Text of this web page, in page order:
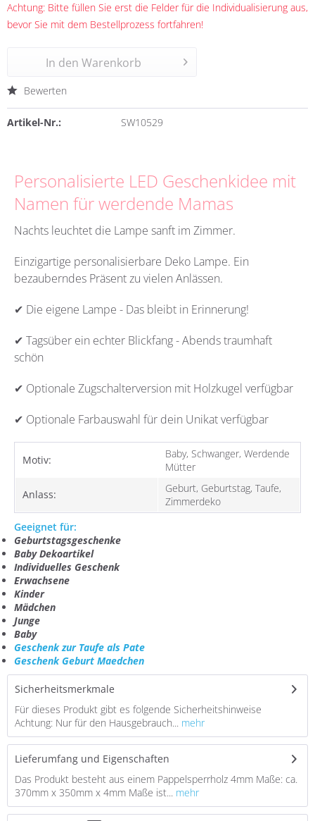
Achtung: Bitte füllen Sie erst die Felder für die Individualisierung aus,
bevor Sie mit dem Bestellprozess fortfahren!
In den Warenkorb
Bewerten
Artikel-Nr.: SW10529
Personalisierte LED Geschenkidee mit
Namen für werdende Mamas
Nachts leuchtet die Lampe sanft im Zimmer.
Einzigartige personalisierbare Deko Lampe. Ein
bezauberndes Präsent zu vielen Anlässen.
✔ Die eigene Lampe - Das bleibt in Erinnerung!
✔ Tagsüber ein echter Blickfang - Abends traumhaft
schön
✔ Optionale Zugschalterversion mit Holzkugel verfügbar
✔ Optionale Farbauswahl für dein Unikat verfügbar
Motiv:
Baby, Schwanger, Werdende
Mütter
Anlass:
Geburt, Geburtstag, Taufe,
Zimmerdeko
Geeignet für:
Geburtstagsgeschenke
Baby Dekoartikel
Individuelles Geschenk
Erwachsene
Kinder
Mädchen
Junge
Baby
Geschenk zur Taufe als Pate
Geschenk Geburt Maedchen
Sicherheitsmerkmale
Für dieses Produkt gibt es folgende Sicherheitshinweise
Achtung: Nur für den Hausgebrauch... mehr
Lieferumfang und Eigenschaften
Das Produkt besteht aus einem Pappelsperrholz 4mm Maße: ca.
370mm x 350mm x 4mm Maße ist... mehr